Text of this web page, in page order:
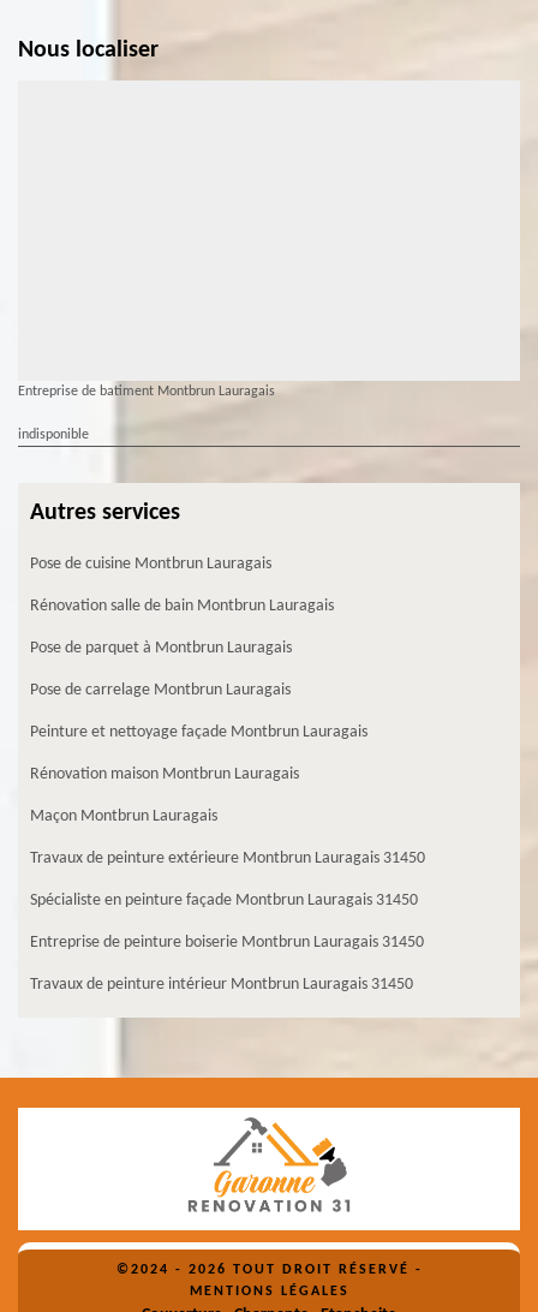
Nous localiser
Entreprise de batiment Montbrun Lauragais
indisponible
Autres services
Pose de cuisine Montbrun Lauragais
Rénovation salle de bain Montbrun Lauragais
Pose de parquet à Montbrun Lauragais
Pose de carrelage Montbrun Lauragais
Peinture et nettoyage façade Montbrun Lauragais
Rénovation maison Montbrun Lauragais
Maçon Montbrun Lauragais
Travaux de peinture extérieure Montbrun Lauragais 31450
Spécialiste en peinture façade Montbrun Lauragais 31450
Entreprise de peinture boiserie Montbrun Lauragais 31450
Travaux de peinture intérieur Montbrun Lauragais 31450
©2024 - 2026 TOUT DROIT RÉSERVÉ -
MENTIONS LÉGALES